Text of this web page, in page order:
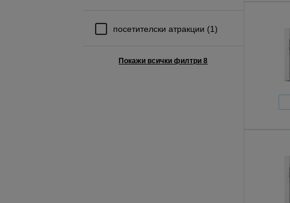
посетителски атракции (1)
Покажи всички филтри 8